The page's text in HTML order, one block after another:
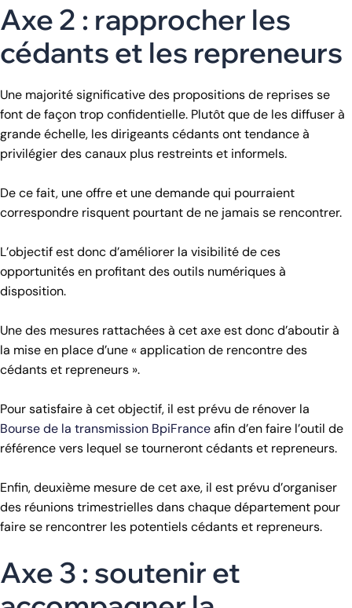
Axe 2 : rapprocher les
cédants et les repreneurs
Une majorité significative des propositions de reprises se
font de façon trop confidentielle. Plutôt que de les diffuser à
grande échelle, les dirigeants cédants ont tendance à
privilégier des canaux plus restreints et informels.
De ce fait, une offre et une demande qui pourraient
correspondre risquent pourtant de ne jamais se rencontrer.
L’objectif est donc d’améliorer la visibilité de ces
opportunités en profitant des outils numériques à
disposition.
Une des mesures rattachées à cet axe est donc d’aboutir à
la mise en place d’une « application de rencontre des
cédants et repreneurs ».
Pour satisfaire à cet objectif, il est prévu de rénover la
Bourse de la transmission BpiFranceafin d’en faire l’outil de
référence vers lequel se tourneront cédants et repreneurs.
Enfin, deuxième mesure de cet axe, il est prévu d’organiser
des réunions trimestrielles dans chaque département pour
faire se rencontrer les potentiels cédants et repreneurs.
Axe 3 : soutenir et